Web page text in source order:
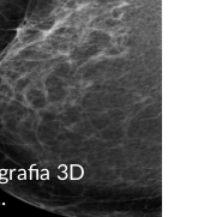
przemiany
3D